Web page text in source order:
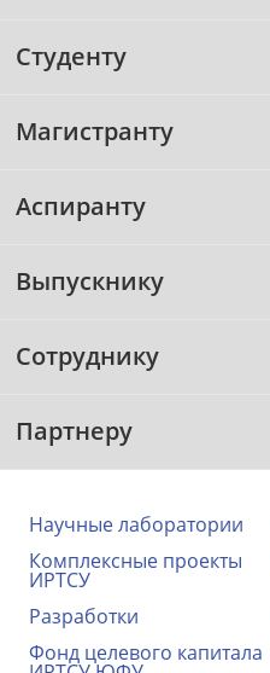
Студенту
Магистранту
Аспиранту
Выпускнику
Сотруднику
Партнеру
Научные лаборатории
Комплексные проекты
ИРТСУ
Разработки
Фонд целевого капитала